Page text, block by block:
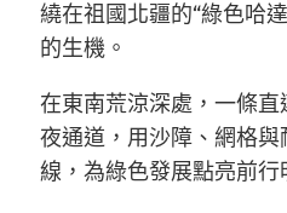
繞在祖國北疆的“綠色哈
的生機。
在東南荒涼深處，一條
夜通道，用沙障、網格
線，為綠色發展點亮前行